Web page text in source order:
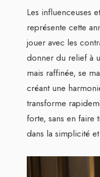
Les influenceuses
représente cette
jouer avec les
donner du relief à
mais raffinée, se
créant une
transforme
forte, sans en
dans la simplicité